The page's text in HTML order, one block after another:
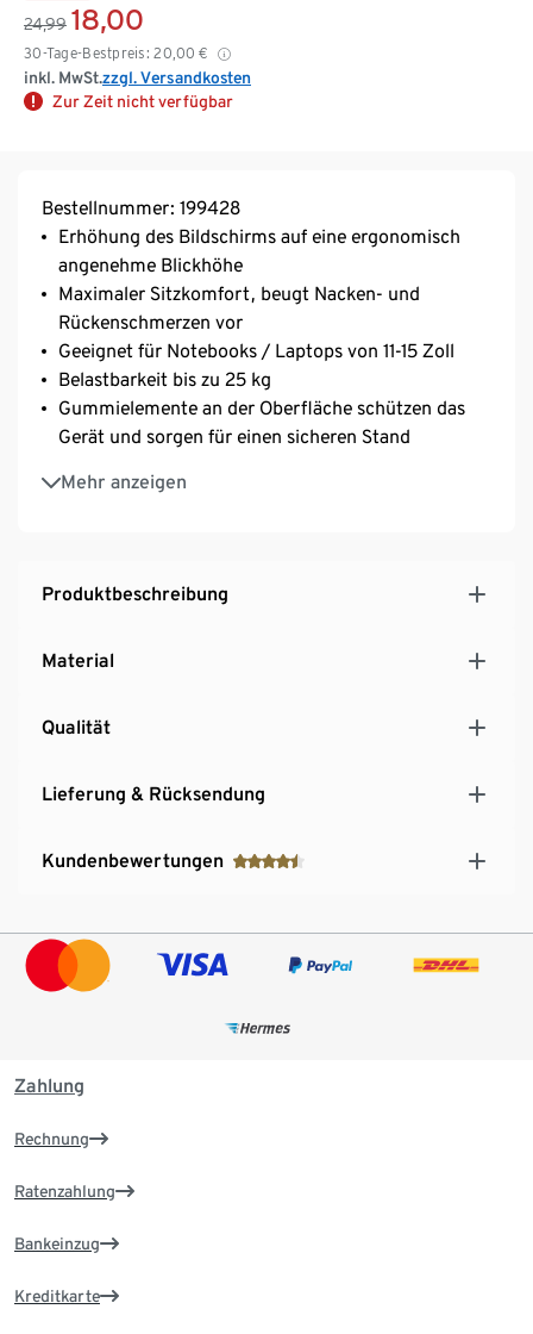
24,99 18,00
30-Tage-Bestpreis: 20,00 €
inkl. MwSt.zzgl. Versandkosten
Zur Zeit nicht verfügbar
Bestellnummer: 199428
Erhöhung des Bildschirms auf eine ergonomisch
angenehme Blickhöhe
Maximaler Sitzkomfort, beugt Nacken- und
Rückenschmerzen vor
Geeignet für Notebooks / Laptops von 11-15 Zoll
Belastbarkeit bis zu 25 kg
Gummielemente an der Oberfläche schützen das
Gerät und sorgen für einen sicheren Stand
Mehr anzeigen
Platzsparend: Nach dem Gebrauch kann die
Tastatur unter dem Ständer verstaut werden
Überhitzung vermieden werden kann
Für den Gebrauch in Kombination mit zusätzlicher
Produktbeschreibung
Material
Qualität
Lieferung & Rücksendung
Kundenbewertungen
Zahlung
Rechnung
Ratenzahlung
Bankeinzug
Kreditkarte